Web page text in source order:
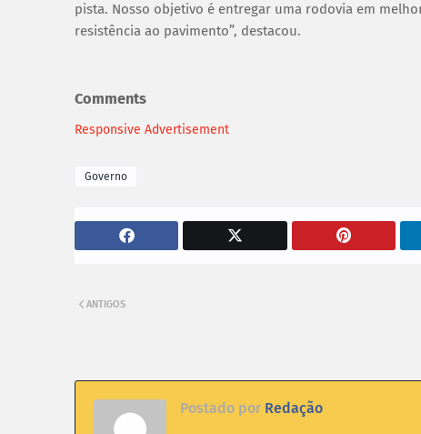
pista. Nosso objetivo é entregar uma rodovia em
resistência ao pavimento”, destacou.
Comments
Responsive Advertisement
Governo
ANTIGOS
Postado por Redação